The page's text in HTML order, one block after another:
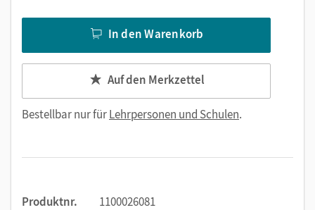
In den Warenkorb
Auf den Merkzettel
Bestellbar nur fürLehrpersonen und Schulen.
Produktnr.
1100026081